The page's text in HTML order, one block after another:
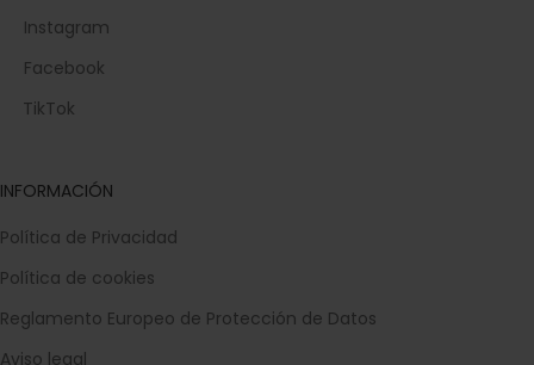
Instagram
Facebook
TikTok
INFORMACIÓN
Política de Privacidad
Política de cookies
Reglamento Europeo de Protección de Datos
Aviso legal